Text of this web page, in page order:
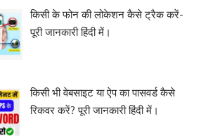
किसी के फोन की लोकेशन कैसे ट्रैक करें-
पूरी जानकारी हिंदी में।
किसी भी वेबसाइट या ऐप का पासवर्ड कैसे
रिकवर करें? पूरी जानकारी हिंदी में।